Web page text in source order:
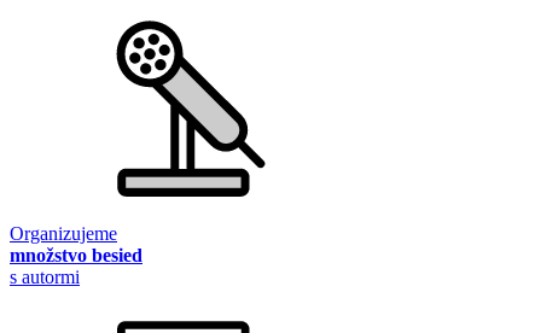
Organizujeme
množstvo besied
s autormi